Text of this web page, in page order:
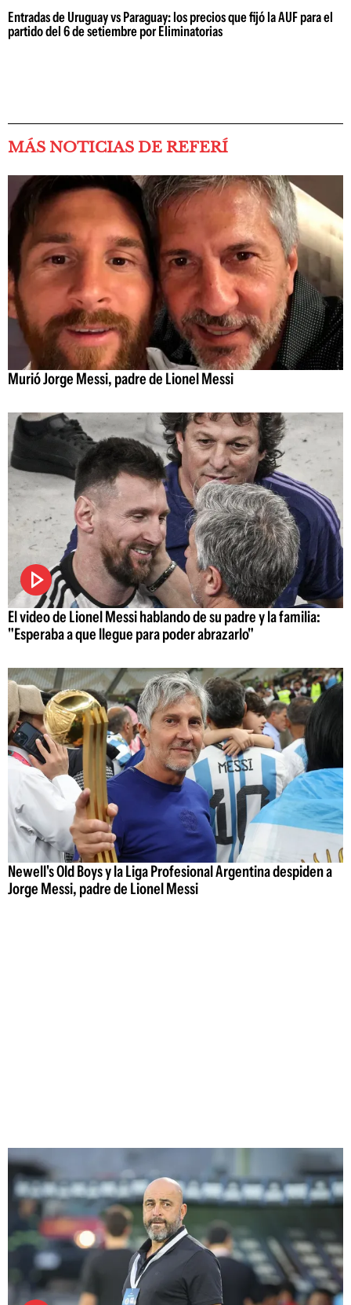
Entradas de Uruguay vs Paraguay: los precios que fijó la AUF para el
partido del 6 de setiembre por Eliminatorias
MÁS NOTICIAS DE REFERÍ
Murió Jorge Messi, padre de Lionel Messi
El video de Lionel Messi hablando de su padre y la familia:
"Esperaba a que llegue para poder abrazarlo"
Newell's Old Boys y la Liga Profesional Argentina despiden a
Jorge Messi, padre de Lionel Messi